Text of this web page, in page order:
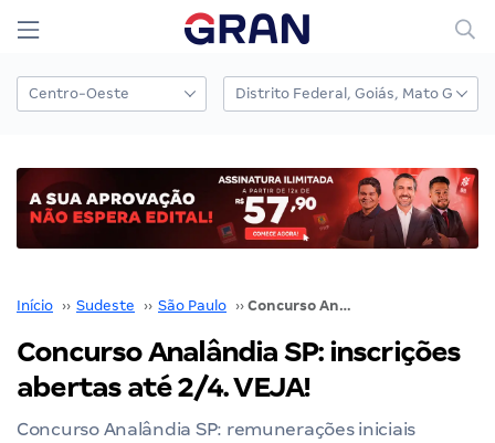
Início ›› Sudeste ›› São Paulo ›› Concurso Analândia SP: inscrições abertas até 2/4. VEJA!
Concurso Analândia SP: inscrições
abertas até 2/4. VEJA!
Concurso Analândia SP: remunerações iniciais